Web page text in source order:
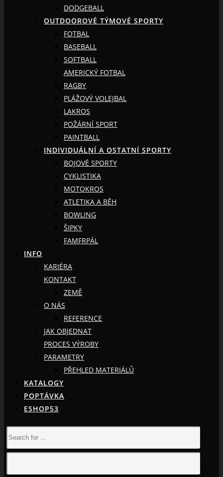
DODGEBALL
OUTDOOROVÉ TÝMOVÉ SPORTY
FOTBAL
BASEBALL
SOFTBALL
AMERICKÝ FOTBAL
RAGBY
PLÁŽOVÝ VOLEJBAL
LAKROS
POŽÁRNÍ SPORT
PAINTBALL
INDIVIDUÁLNÍ A OSTATNÍ SPORTY
BOJOVÉ SPORTY
CYKLISTIKA
MOTOKROS
ATLETIKA A BĚH
BOWLING
ŠIPKY
FAMFRPÁL
INFO
KARIÉRA
KONTAKT
ZEMĚ
O NÁS
REFERENCE
JAK OBJEDNAT
PROCES VÝROBY
PARAMETRY
PŘEHLED MATERIÁLŮ
KATALOGY
POPTÁVKA
ESHOP53